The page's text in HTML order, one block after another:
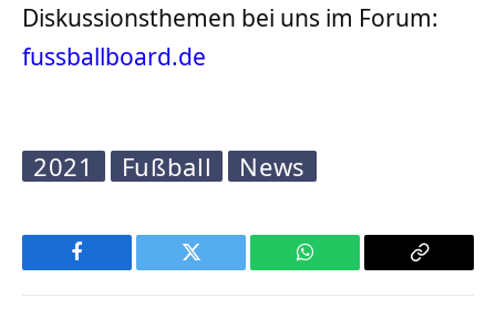
Diskussionsthemen bei uns im Forum:
fussballboard.de
2021 Fußball News
Facebook Twitter WhatsApp
Copy